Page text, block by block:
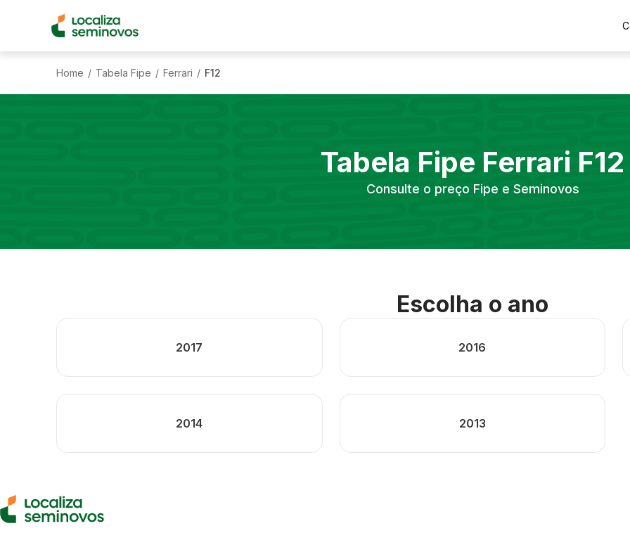
Home / Tabela Fipe / Ferrari / F12
Tabela Fipe Ferrari F12
Consulte o preço Fipe e Seminovos
Escolha o ano
2017 2016
2014 2013